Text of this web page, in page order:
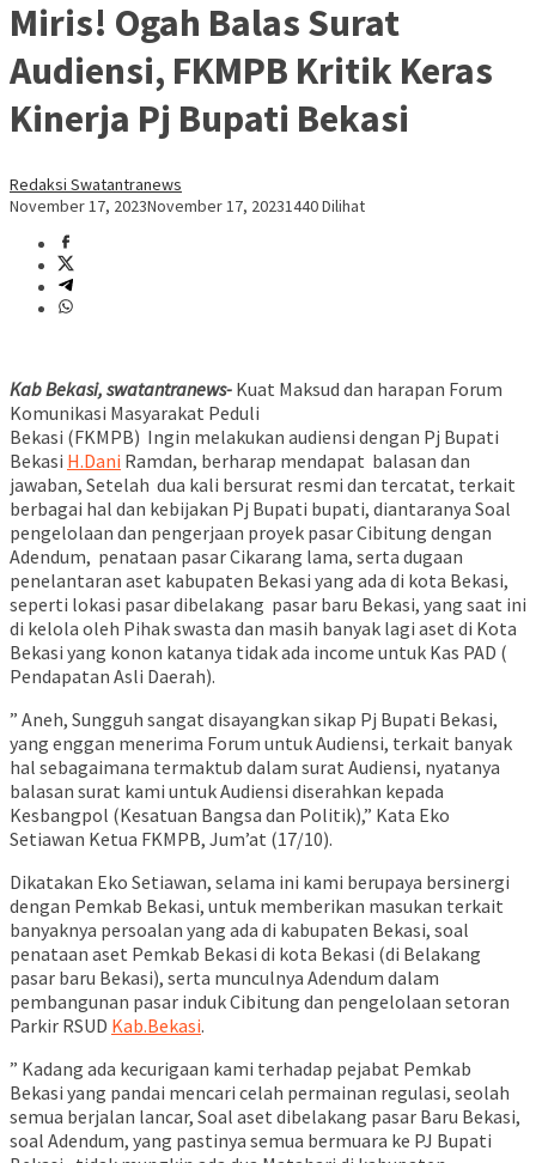
Miris! Ogah Balas Surat
Audiensi, FKMPB Kritik Keras
Kinerja Pj Bupati Bekasi
Redaksi Swatantranews
November 17, 2023November 17, 20231440 Dilihat
Kab Bekasi, swatantranews- Kuat Maksud dan harapan Forum
Komunikasi Masyarakat Peduli
Bekasi (FKMPB) Ingin melakukan audiensi dengan Pj Bupati
Bekasi H.Dani Ramdan, berharap mendapat balasan dan
jawaban, Setelah dua kali bersurat resmi dan tercatat, terkait
berbagai hal dan kebijakan Pj Bupati bupati, diantaranya Soal
pengelolaan dan pengerjaan proyek pasar Cibitung dengan
Adendum, penataan pasar Cikarang lama, serta dugaan
penelantaran aset kabupaten Bekasi yang ada di kota Bekasi,
seperti lokasi pasar dibelakang pasar baru Bekasi, yang saat ini
di kelola oleh Pihak swasta dan masih banyak lagi aset di Kota
Bekasi yang konon katanya tidak ada income untuk Kas PAD (
Pendapatan Asli Daerah).
” Aneh, Sungguh sangat disayangkan sikap Pj Bupati Bekasi,
yang enggan menerima Forum untuk Audiensi, terkait banyak
hal sebagaimana termaktub dalam surat Audiensi, nyatanya
balasan surat kami untuk Audiensi diserahkan kepada
Kesbangpol (Kesatuan Bangsa dan Politik),” Kata Eko
Setiawan Ketua FKMPB, Jum’at (17/10).
Dikatakan Eko Setiawan, selama ini kami berupaya bersinergi
dengan Pemkab Bekasi, untuk memberikan masukan terkait
banyaknya persoalan yang ada di kabupaten Bekasi, soal
penataan aset Pemkab Bekasi di kota Bekasi (di Belakang
pasar baru Bekasi), serta munculnya Adendum dalam
pembangunan pasar induk Cibitung dan pengelolaan setoran
Parkir RSUD Kab.Bekasi.
” Kadang ada kecurigaan kami terhadap pejabat Pemkab
Bekasi yang pandai mencari celah permainan regulasi, seolah
semua berjalan lancar, Soal aset dibelakang pasar Baru Bekasi,
soal Adendum, yang pastinya semua bermuara ke PJ Bupati